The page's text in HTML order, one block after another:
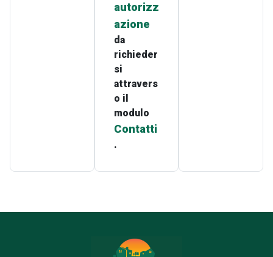
autorizz
azione
da
richieder
si
attravers
o il
modulo
Contatti
.